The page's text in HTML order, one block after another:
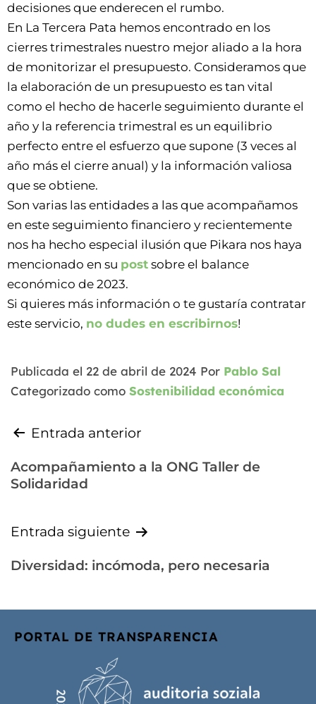
decisiones que enderecen el rumbo.
En La Tercera Pata hemos encontrado en los
cierres trimestrales nuestro mejor aliado a la hora
de monitorizar el presupuesto. Consideramos que
la elaboración de un presupuesto es tan vital
como el hecho de hacerle seguimiento durante el
año y la referencia trimestral es un equilibrio
perfecto entre el esfuerzo que supone (3 veces al
año más el cierre anual) y la información valiosa
que se obtiene.
Son varias las entidades a las que acompañamos
en este seguimiento financiero y recientemente
nos ha hecho especial ilusión que Pikara nos haya
mencionado en su post sobre el balance
económico de 2023.
Si quieres más información o te gustaría contratar
este servicio, no dudes en escribirnos!
Publicada el 22 de abril de 2024 Por Pablo Sal
Categorizado como Sostenibilidad económica
Entrada anterior
Acompañamiento a la ONG Taller de
Solidaridad
Entrada siguiente
Diversidad: incómoda, pero necesaria
PORTAL DE TRANSPARENCIA